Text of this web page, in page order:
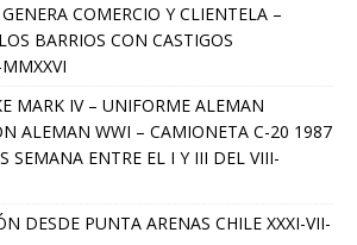
COMERCIO Y CLIENTELA –
BARRIOS CON CASTIGOS
MARK IV – UNIFORME ALEMAN
ALEMAN WWI – CAMIONETA C-20 1987
SEMANA ENTRE EL I Y III DEL VIII-
DESDE PUNTA ARENAS CHILE XXXI-VII-